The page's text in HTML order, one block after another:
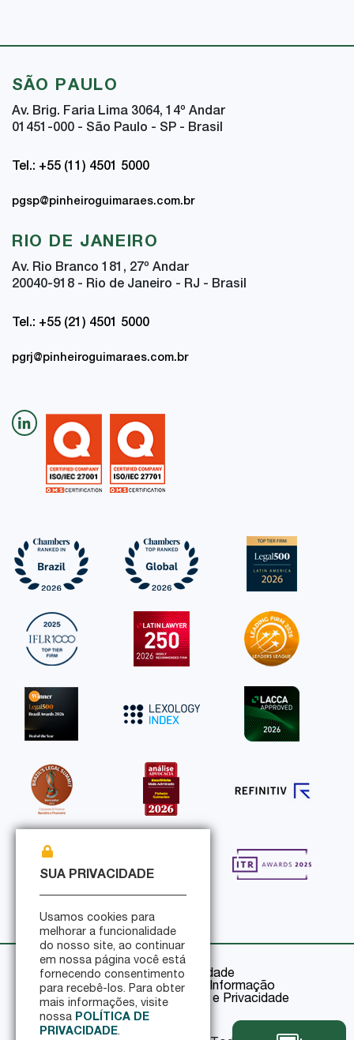
SÃO PAULO
Av. Brig. Faria Lima 3064, 14º Andar
01451-000 - São Paulo - SP - Brasil
Tel.: +55 (11) 4501 5000
pgsp@pinheiroguimaraes.com.br
RIO DE JANEIRO
Av. Rio Branco 181, 27º Andar
20040-918 - Rio de Janeiro - RJ - Brasil
Tel.: +55 (21) 4501 5000
pgrj@pinheiroguimaraes.com.br
Política de Privacidade
Política de Segurança da Informação
Certificações de Segurança e Privacidade
SUA PRIVACIDADE
Usamos cookies para
melhorar a funcionalidade
do nosso site, ao continuar
em nossa página você está
fornecendo consentimento
para recebê-los. Para obter
mais informações, visite
nossa POLÍTICA DE
PRIVACIDADE.